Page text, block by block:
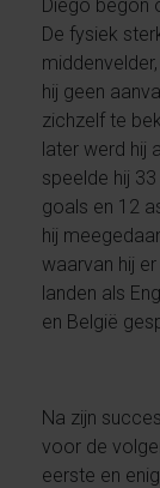
Diego begon
De fysiek
hij geen
zichzelf te
later werd hij
speelde hij
goals en 12
hij
waarvan hij
landen als
en België
Na zijn
voor de
eerste en